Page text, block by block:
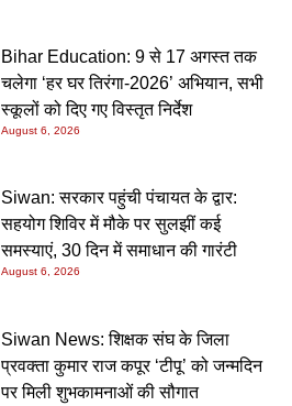
Bihar Education: 9 से 17 अगस्त तक
चलेगा ‘हर घर तिरंगा-2026’ अभियान, सभी
स्कूलों को दिए गए विस्तृत निर्देश
August 6, 2026
Siwan: सरकार पहुंची पंचायत के द्वार:
सहयोग शिविर में मौके पर सुलझीं कई
समस्याएं, 30 दिन में समाधान की गारंटी
August 6, 2026
Siwan News: शिक्षक संघ के जिला
प्रवक्ता कुमार राज कपूर ‘टीपू’ को जन्मदिन
पर मिली शुभकामनाओं की सौगात